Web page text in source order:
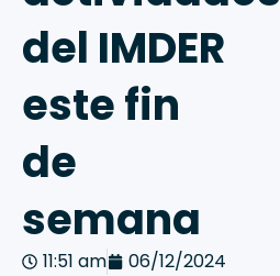
del IMDER
este fin
de
semana
11:51 am 06/12/2024